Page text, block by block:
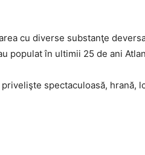
cu diverse substanţe
populat în ultimii 25 de ani
spectaculoasă, hrană,